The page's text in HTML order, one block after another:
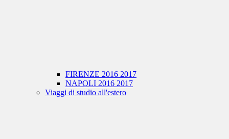
FIRENZE 2016 2017
NAPOLI 2016 2017
Viaggi di studio all'estero